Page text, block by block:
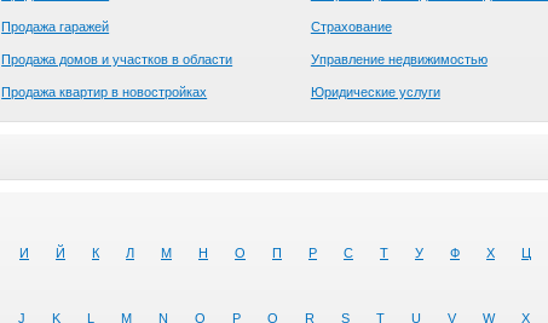
Продажа гаражей
Продажа домов и участков в области
Продажа квартир в новостройках
Страхование
Управление недвижимостью
Юридические услуги
И Й К Л М Н О П Р С Т У Ф Х Ц
J K L M N O P Q R S T U V W X